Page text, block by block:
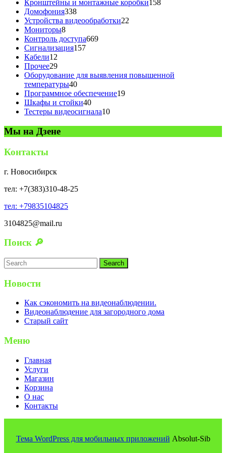
товаров
Кронштейны и монтажные коробки158158
Домофония338338
товаров
Устройства видеообработки22
Мониторы88
товаров
Контроль доступа669669
Сигнализация157157
Кабели12
товаров
Прочее2929
товаров
Оборудование для выявления повышенной
температуры4040
товаров
Программное обеспечение1919
Шкафы и стойки4040
товаров
Тестеры видеосигнала1010
Мы на Дзене
Контакты
г. Новосибирск
тел: +7(383)310-48-25
тел: +79835104825
3104825@mail.ru
Поиск 🔎
Search
for:
Новости
Как сэкономить на видеонаблюдении.
Видеонаблюдение для загородного дома
Старый сайт
Меню
Главная
Услуги
Магазин
Корзина
О нас
Контакты
Тема WordPress для мобильных приложений Absolut-Sib